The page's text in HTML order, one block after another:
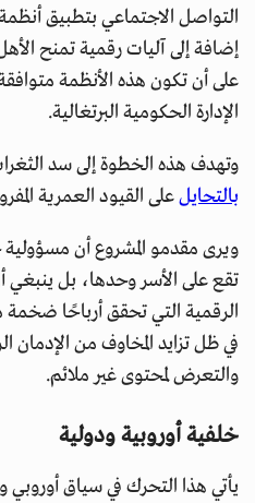
التواصل الاجتماعي بتطبيق
إضافة إلى آليات رقمية تمنح
على أن تكون هذه الأنظمة
الإدارة الحكومية البرتغالية.
وتهدف هذه الخطوة إلى سد
بالتحايلعلى القيود العمرية
ويرى مقدمو المشروع أن
تقع على الأسر وحدها، بل ينبغي
الرقمية التي تحقق أرباحًا
في ظل تزايد المخاوف من الإدمان
والتعرض لمحتوى غير ملائم.
خلفية أوروبية ودولية
يأتي هذا التحرك في سياق